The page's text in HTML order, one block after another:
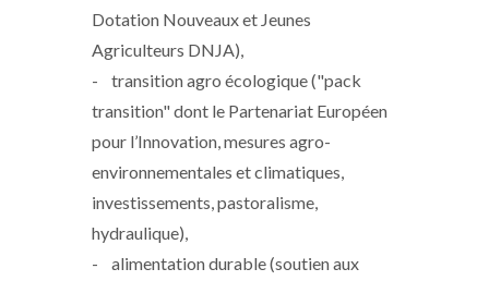
Dotation Nouveaux et Jeunes
Agriculteurs DNJA),
- transition agro écologique ("pack
transition" dont le Partenariat Européen
pour l’Innovation, mesures agro-
environnementales et climatiques,
investissements, pastoralisme,
hydraulique),
- alimentation durable (soutien aux